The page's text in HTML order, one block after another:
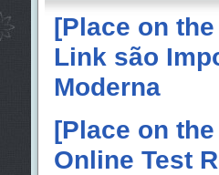
[Place on
Link são
Moderna
[Place on
Online Test